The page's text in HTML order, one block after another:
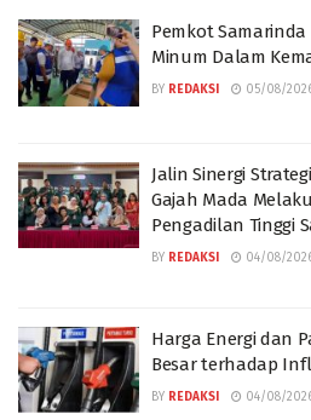
Pemkot
Minum Dalam
BY REDAKSI 05/08/
Jalin Sinergi
Gajah Mada
Pengadilan Tinggi
BY REDAKSI 04/08/
Harga Energi dan
Besar terhadap
BY REDAKSI 04/08/